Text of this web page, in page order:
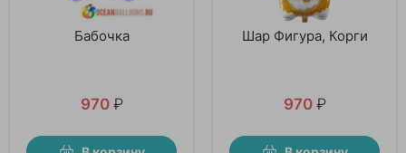
Бабочка
970 ₽
Шар Фигура, Корги
970 ₽